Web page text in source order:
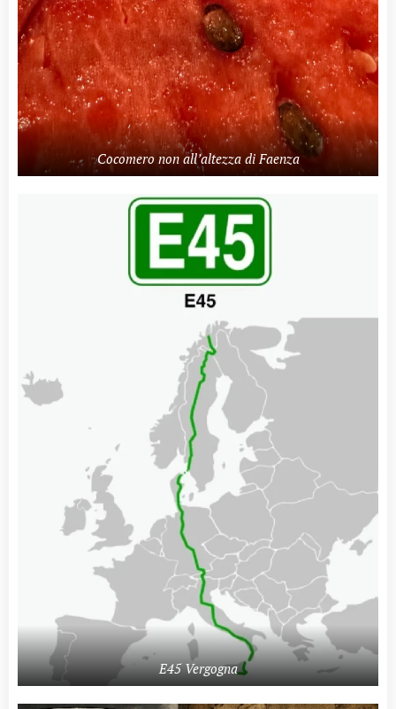
Cocomero non all’altezza di Faenza
E45 Vergogna